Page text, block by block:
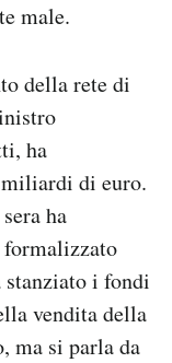
male.
della rete di
ha
di euro.
ha
formalizzato
stanziato i fondi
vendita della
ma si parla da